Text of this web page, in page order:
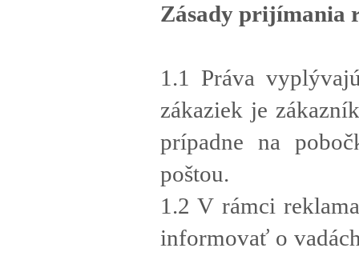
Zásady prijímania
1.1 Práva
zákaziek je
prípadne na
poštou.
1.2 V rámci
informovať o